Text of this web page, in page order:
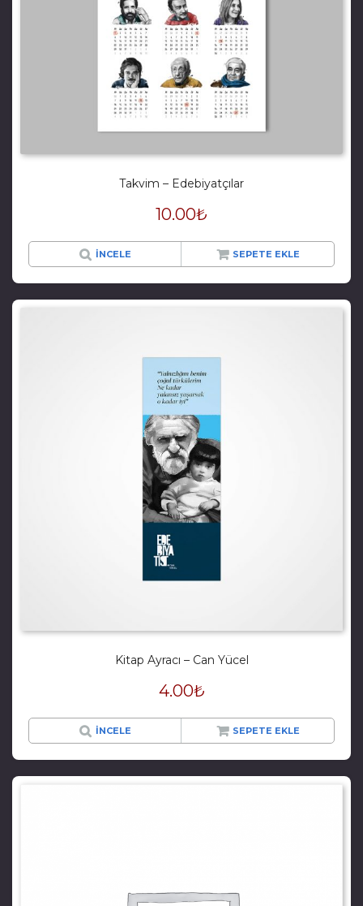
Takvim – Edebiyatçılar
10.00₺
İNCELE SEPETE EKLE
Kitap Ayracı – Can Yücel
4.00₺
İNCELE SEPETE EKLE